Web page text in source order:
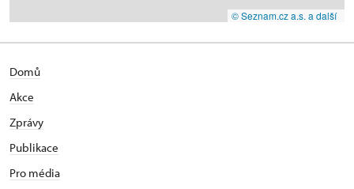
© Seznam.cz a.s. a další
Domů
Akce
Zprávy
Publikace
Pro média